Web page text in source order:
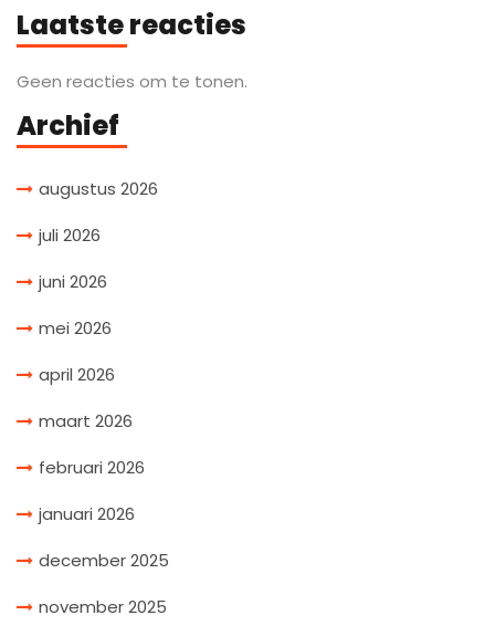
Laatste reacties
Geen reacties om te tonen.
Archief
augustus 2026
juli 2026
juni 2026
mei 2026
april 2026
maart 2026
februari 2026
januari 2026
december 2025
november 2025